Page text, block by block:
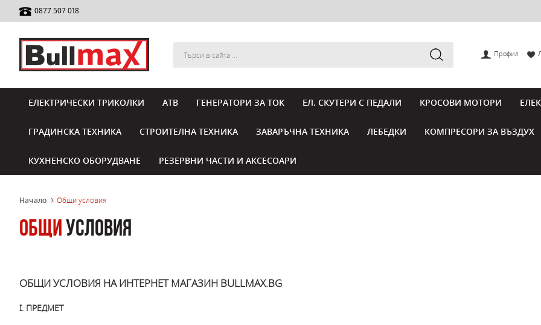
0877 507 018
Профил
ЕЛЕКТРИЧЕСКИ ТРИКОЛКИ АТВ ГЕНЕРАТОРИ ЗА ТОК ЕЛ. СКУТЕРИ С ПЕДАЛИ КРОСОВИ МОТОРИ
ГРАДИНСКА ТЕХНИКА СТРОИТЕЛНА ТЕХНИКА ЗАВАРЪЧНА ТЕХНИКА ЛЕБЕДКИ КОМПРЕСОРИ ЗА ВЪЗДУХ
КУХНЕНСКО ОБОРУДВАНЕ РЕЗЕРВНИ ЧАСТИ И АКСЕСОАРИ
Начало Общи условия
Общиусловия
ОБЩИ УСЛОВИЯ НА ИНТЕРНЕТ МАГАЗИН BULLMAX.BG
I. ПРЕДМЕТ